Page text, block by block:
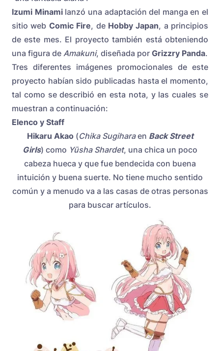
Izumi Minamilanzó una adaptación del manga en el
sitio web Comic Fire, de Hobby Japan, a principios
de este mes. El proyecto también está obteniendo
una figura de Amakuni, diseñada por Grizzry Panda.
Tres diferentes imágenes promocionales de este
proyecto habían sido publicadas hasta el momento,
tal como se describió en esta nota, y las cuales se
muestran a continuación:
Elenco y Staff
Hikaru Akao (Chika Sugiharaen Back Street
Girls) como Yūsha Shardet, una chica un poco
cabeza hueca y que fue bendecida con buena
intuición y buena suerte. No tiene mucho sentido
común y a menudo va a las casas de otras personas
para buscar artículos.